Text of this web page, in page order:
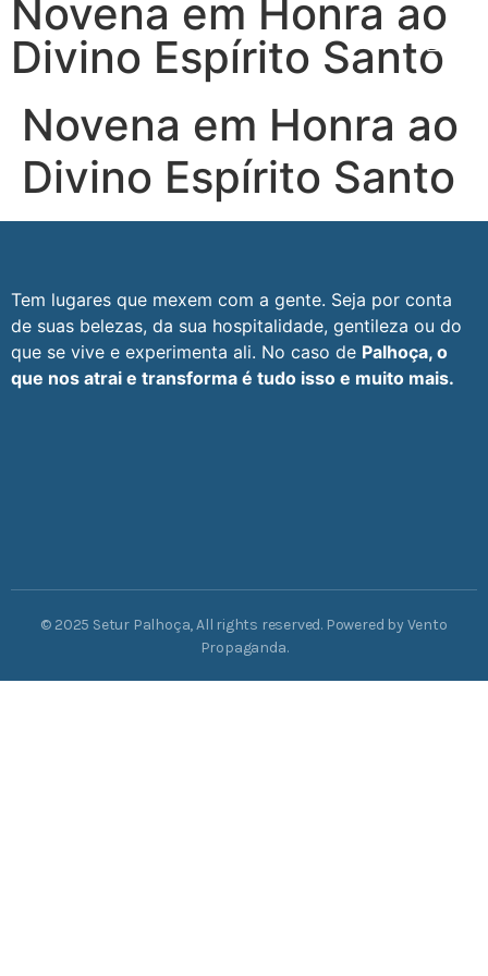
Novena em Honra ao
Divino Espírito Santo
Novena em Honra ao
Divino Espírito Santo
Tem lugares que mexem com a gente. Seja por conta
de suas belezas, da sua hospitalidade, gentileza ou do
que se vive e experimenta ali. No caso de Palhoça, o
que nos atrai e transforma é tudo isso e muito mais.
© 2025 Setur Palhoça, All rights reserved. Powered by Vento
Propaganda.